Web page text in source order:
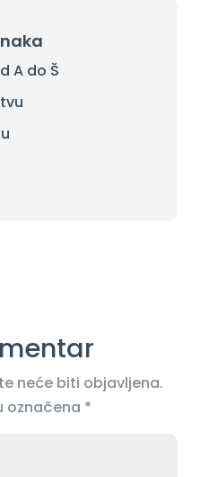
A do Š
neće biti objavljena.
označena *